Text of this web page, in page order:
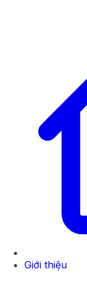
Giới thiệu